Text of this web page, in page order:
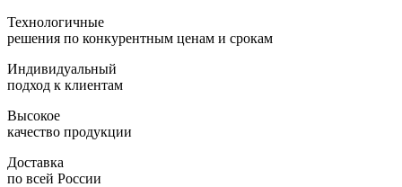
Технологичные
решения по конкурентным ценам и срокам
Индивидуальный
подход к клиентам
Высокое
качество продукции
Доставка
по всей России